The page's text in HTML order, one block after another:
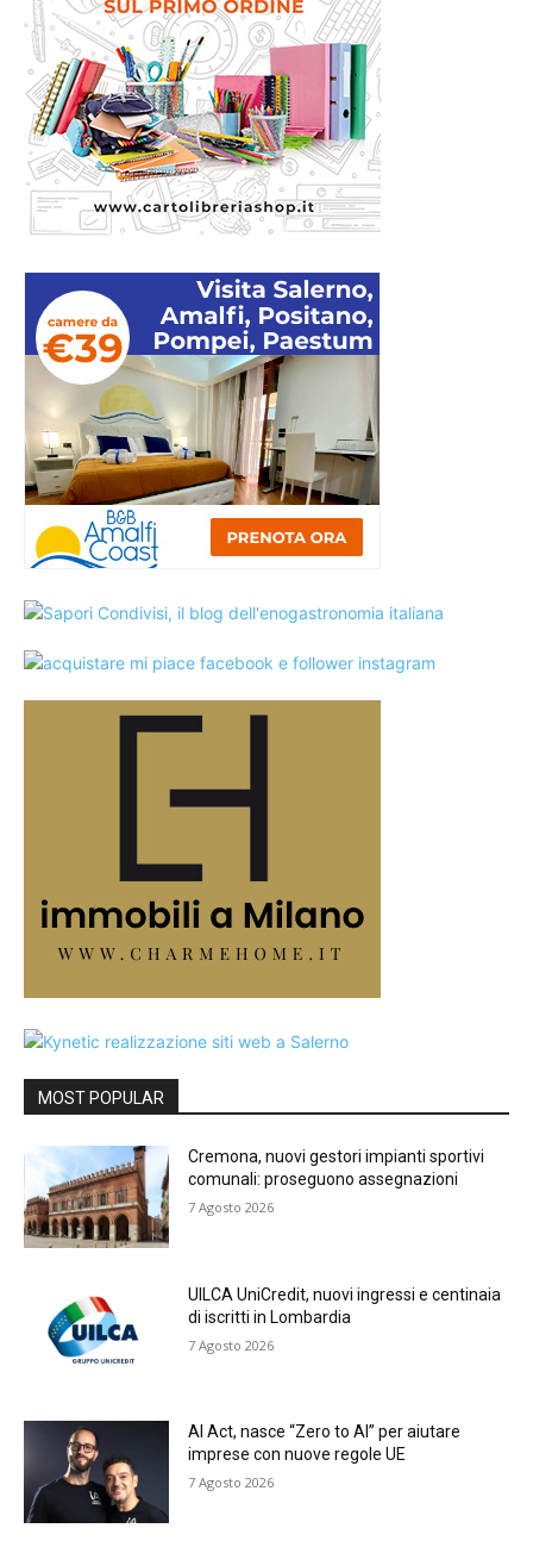
MOST POPULAR
Cremona, nuovi gestori impianti sportivi
comunali: proseguono assegnazioni
7 Agosto 2026
UILCA UniCredit, nuovi ingressi e centinaia
di iscritti in Lombardia
7 Agosto 2026
AI Act, nasce “Zero to AI” per aiutare
imprese con nuove regole UE
7 Agosto 2026